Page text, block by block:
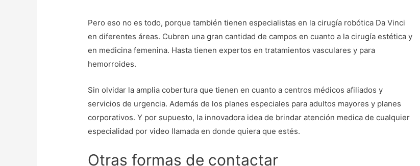
Pero eso no es todo, porque también tienen especialistas en la cirugía robótica Da Vinci
en diferentes áreas. Cubren una gran cantidad de campos en cuanto a la cirugía estética y
en medicina femenina. Hasta tienen expertos en tratamientos vasculares y para
hemorroides.
Sin olvidar la amplia cobertura que tienen en cuanto a centros médicos afiliados y
servicios de urgencia. Además de los planes especiales para adultos mayores y planes
corporativos. Y por supuesto, la innovadora idea de brindar atención medica de cualquier
especialidad por video llamada en donde quiera que estés.
Otras formas de contactar